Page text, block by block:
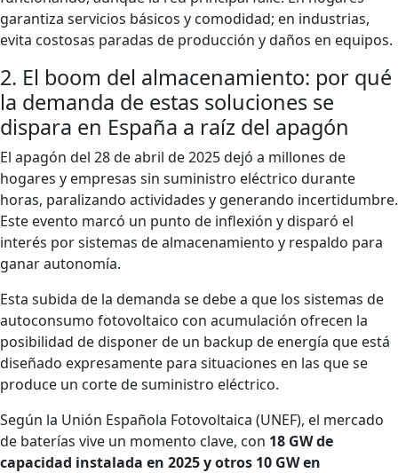
garantiza servicios básicos y comodidad; en industrias,
evita costosas paradas de producción y daños en equipos.
2. El boom del almacenamiento: por qué
la demanda de estas soluciones se
dispara en España a raíz del apagón
El apagón del 28 de abril de 2025 dejó a millones de
hogares y empresas sin suministro eléctrico durante
horas, paralizando actividades y generando incertidumbre.
Este evento marcó un punto de inflexión y disparó el
interés por sistemas de almacenamiento y respaldo para
ganar autonomía.
Esta subida de la demanda se debe a que los sistemas de
autoconsumo fotovoltaico con acumulación ofrecen la
posibilidad de disponer de un backup de energía que está
diseñado expresamente para situaciones en las que se
produce un corte de suministro eléctrico.
Según la Unión Española Fotovoltaica (UNEF), el mercado
de baterías vive un momento clave, con 18 GW de
capacidad instalada en 2025 y otros 10 GW en